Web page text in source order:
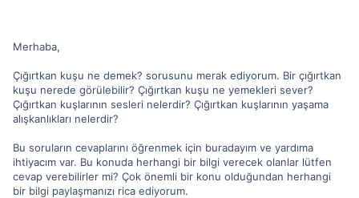
Merhaba,
Çığırtkan kuşu ne demek? sorusunu merak ediyorum. Bir çığırtkan
kuşu nerede görülebilir? Çığırtkan kuşu ne yemekleri sever?
Çığırtkan kuşlarının sesleri nelerdir? Çığırtkan kuşlarının yaşama
alışkanlıkları nelerdir?
Bu soruların cevaplarını öğrenmek için buradayım ve yardıma
ihtiyacım var. Bu konuda herhangi bir bilgi verecek olanlar lütfen
cevap verebilirler mi? Çok önemli bir konu olduğundan herhangi
bir bilgi paylaşmanızı rica ediyorum.